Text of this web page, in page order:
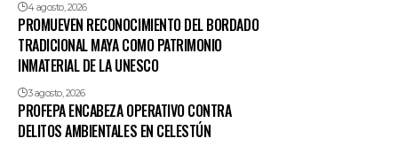
4 agosto, 2026
PROMUEVEN RECONOCIMIENTO DEL BORDADO
TRADICIONAL MAYA COMO PATRIMONIO
INMATERIAL DE LA UNESCO
3 agosto, 2026
PROFEPA ENCABEZA OPERATIVO CONTRA
DELITOS AMBIENTALES EN CELESTÚN